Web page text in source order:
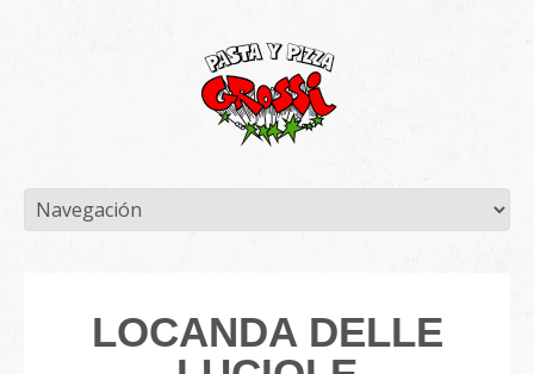
LOCANDA DELLE